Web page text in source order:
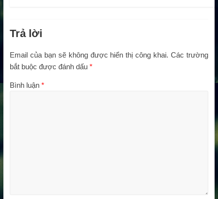
Trả lời
Email của bạn sẽ không được hiển thị công khai. Các trường
bắt buộc được đánh dấu *
Bình luận *